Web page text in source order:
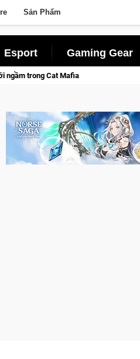
Sản Phẩm
Esport Gaming Gear